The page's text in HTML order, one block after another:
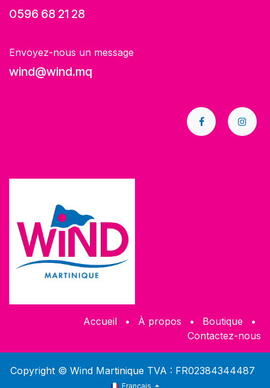
0596 68 21 28
Envoyez-nous un message
wind@wind.mq
Accueil • À propos • ​Boutique
•
Contactez-nous
Copyright © Wind Martinique TVA : FR02384344487
Français